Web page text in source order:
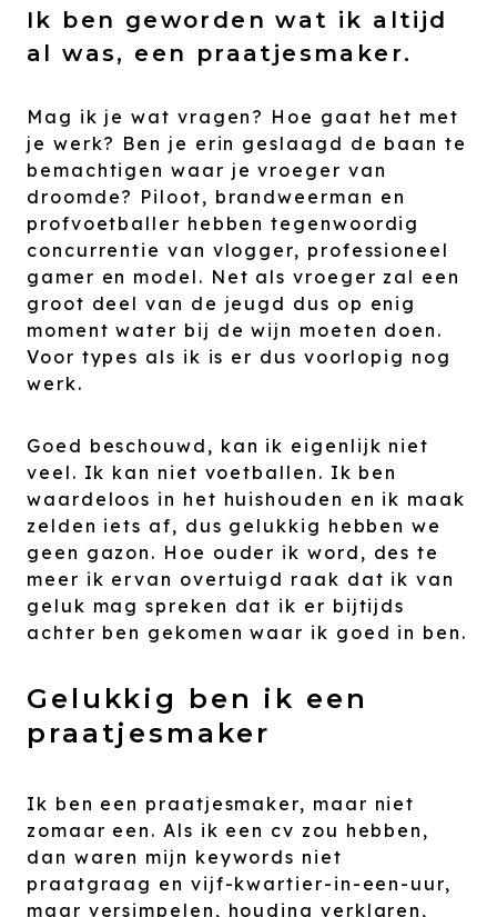
Ik ben geworden wat ik altijd
al was, een praatjesmaker.
Mag ik je wat vragen? Hoe gaat het met
je werk? Ben je erin geslaagd de baan te
bemachtigen waar je vroeger van
droomde? Piloot, brandweerman en
profvoetballer hebben tegenwoordig
concurrentie van vlogger, professioneel
gamer en model. Net als vroeger zal een
groot deel van de jeugd dus op enig
moment water bij de wijn moeten doen.
Voor types als ik is er dus voorlopig nog
werk.
Goed beschouwd, kan ik eigenlijk niet
veel. Ik kan niet voetballen. Ik ben
waardeloos in het huishouden en ik maak
zelden iets af, dus gelukkig hebben we
geen gazon. Hoe ouder ik word, des te
meer ik ervan overtuigd raak dat ik van
geluk mag spreken dat ik er bijtijds
achter ben gekomen waar ik goed in ben.
Gelukkig ben ik een
praatjesmaker
Ik ben een praatjesmaker, maar niet
zomaar een. Als ik een cv zou hebben,
dan waren mijn keywords niet
praatgraag en vijf-kwartier-in-een-uur,
maar versimpelen, houding verklaren,